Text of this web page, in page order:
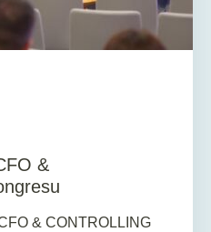
&
& CONTROLLING